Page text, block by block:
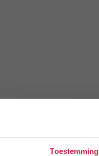
Toestemming